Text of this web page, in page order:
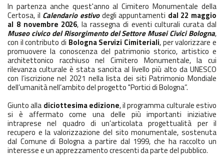
In partenza anche quest'anno al Cimitero Monumentale della
Certosa, il Calendario estivodegli appuntamenti dal 22 maggio
al 8 novembre 2026, la rassegna di eventi culturali curata dal
Museo civico del Risorgimento del Settore Musei Civici Bologna,
con il contributo di Bologna Servizi Cimiteriali, per valorizzare e
promuovere la conoscenza del patrimonio storico, artistico e
architettonico racchiuso nel Cimitero Monumentale, la cui
rilevanza culturale è stata sancita al livello più alto da UNESCO
con l’iscrizione nel 2021 nella lista dei siti Patrimonio Mondiale
dell’umanità nell’ambito del progetto "Portici di Bologna”.
Giunto alla diciottesima edizione, il programma culturale estivo
si è affermato come una delle più importanti iniziative
intraprese nel quadro di un’articolata progettualità per il
recupero e la valorizzazione del sito monumentale, sostenuta
dal Comune di Bologna a partire dal 1999, che ha raccolto un
interesse e un apprezzamento crescenti da parte del pubblico.